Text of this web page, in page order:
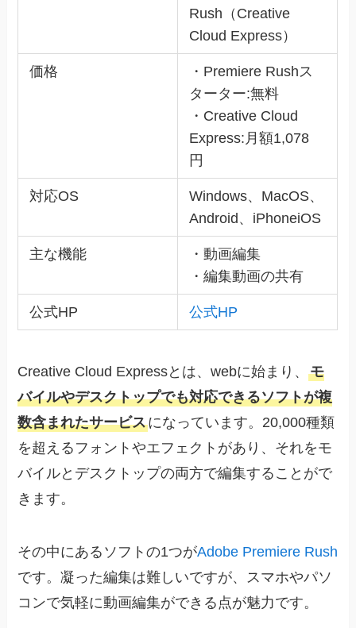
Rush（Creative
Cloud Express）
価格
・Premiere Rushス
ターター:無料
・Creative Cloud
Express:月額1,078
円
対応OS
Windows、MacOS、
Android、iPhoneiOS
主な機能
・動画編集
・編集動画の共有
公式HP 公式HP
Creative Cloud Expressとは、webに始まり、モ
バイルやデスクトップでも対応できるソフトが複
数含まれたサービスになっています。20,000種類
を超えるフォントやエフェクトがあり、それをモ
バイルとデスクトップの両方で編集することがで
きます。
その中にあるソフトの1つがAdobe Premiere Rush
です。凝った編集は難しいですが、スマホやパソ
コンで気軽に動画編集ができる点が魅力です。